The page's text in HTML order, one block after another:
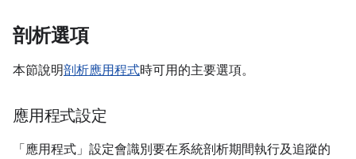
剖析選項
本節說明剖析應用程式時可用的主要選項。
應用程式設定
「應用程式」 設定會識別要在系統剖析期間執行及追蹤的